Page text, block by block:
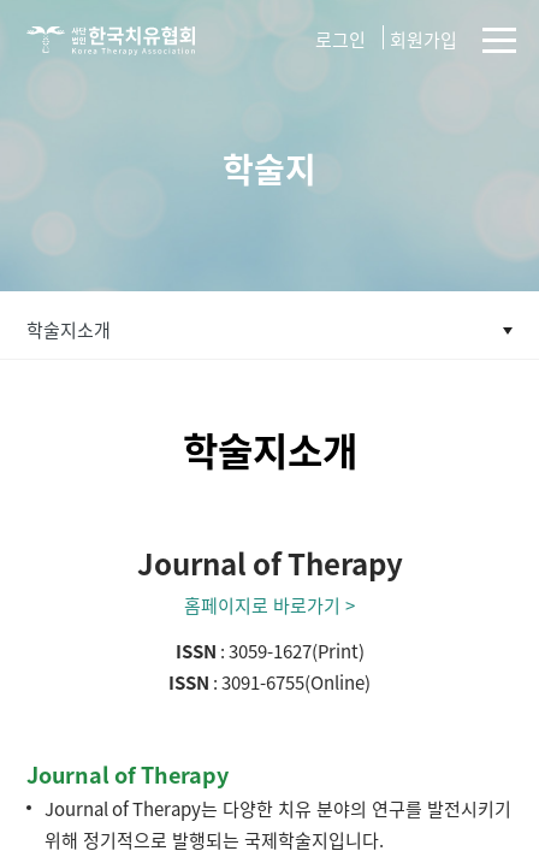
사단법인
로그인 회원가입
학술지
학술지소개
학술지소개
Journal of Therapy
홈페이지로 바로가기 >
ISSN : 3059-1627(Print)
ISSN : 3091-6755(Online)
Journal of Therapy
Journal of Therapy는 다양한 치유 분야의 연구를 발전시키기
위해 정기적으로 발행되는 국제학술지입니다.